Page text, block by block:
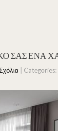
ΣΑΣ ΕΝΑ
| Categories: